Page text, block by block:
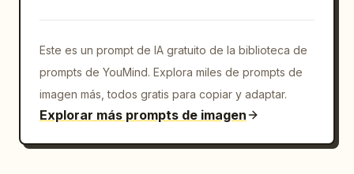
Este es un prompt de IA gratuito de la biblioteca de
prompts de YouMind. Explora miles de prompts de
imagen más, todos gratis para copiar y adaptar.
Explorar más prompts de imagen